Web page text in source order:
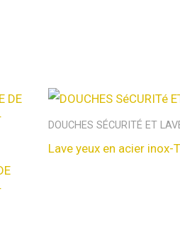
DOUCHES SÉCURITÉ ET
Lave yeux en acier inox-